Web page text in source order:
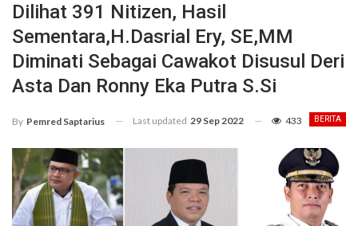
Dilihat 391 Nitizen, Hasil
Sementara,H.Dasrial Ery, SE,MM
Diminati Sebagai Cawakot Disusul Deri
Asta Dan Ronny Eka Putra S.Si
BERITA
By Pemred Saptarius Last updated 29 Sep 2022 433